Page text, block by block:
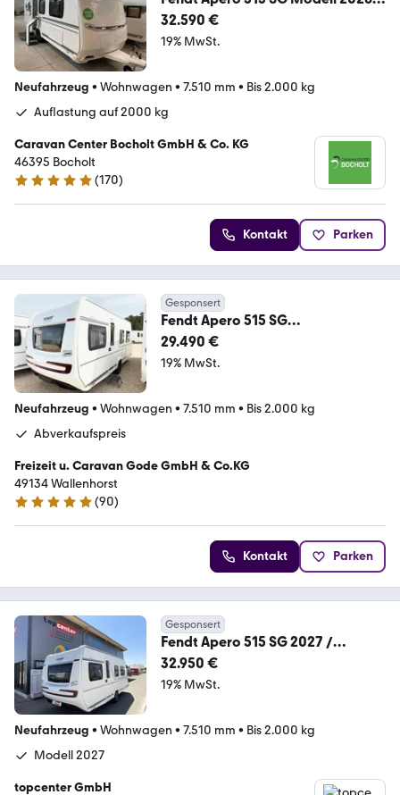
2000 kg / Pino
32.590 €
19% MwSt.
Neufahrzeug • Wohnwagen • 7.510 mm • Bis 2.000 kg
Auflastung auf 2000 kg
Caravan Center Bocholt GmbH & Co. KG
46395 Bocholt
4.8 Sterne
(170)
Kontakt Parken
Gesponsert
Fendt Apero 515 SG
/Abverkaufspreis/sofort
verfügbar
29.490 €
19% MwSt.
Neufahrzeug • Wohnwagen • 7.510 mm • Bis 2.000 kg
Abverkaufspreis
Freizeit u. Caravan Gode GmbH & Co.KG
49134 Wallenhorst
4.9 Sterne
(90)
Kontakt Parken
Gesponsert
Fendt Apero 515 SG 2027 /
2000kg / Safety P. / Bettvb.
32.950 €
19% MwSt.
Neufahrzeug • Wohnwagen • 7.510 mm • Bis 2.000 kg
Modell 2027
topcenter GmbH